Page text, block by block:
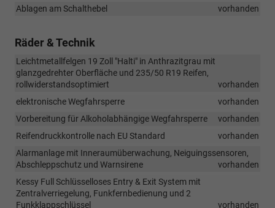
Ablagen am Schalthebel
vorhanden
Räder & Technik
Leichtmetallfelgen 19 Zoll "Halti" in Anthrazitgrau mit
glanzgedrehter Oberfläche und 235/50 R19 Reifen,
rollwiderstandsoptimiert
vorhanden
elektronische Wegfahrsperre
vorhanden
Vorbereitung für Alkoholabhängige Wegfahrsperre
vorhanden
Reifendruckkontrolle nach EU Standard
vorhanden
Alarmanlage mit Inneraumüberwachung, Neiguingssensoren,
Abschleppschutz und Warnsirene
vorhanden
Kessy Full Schlüsselloses Entry & Exit System mit
Zentralverriegelung, Funkfernbedienung und 2
Funkklappschlüssel
vorhanden